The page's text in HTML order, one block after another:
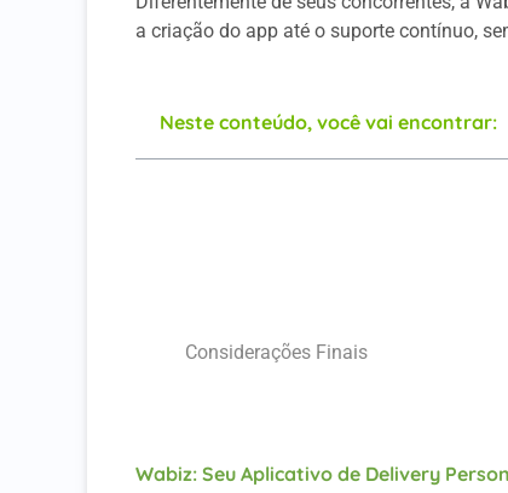
a criação do app até o suporte contínuo,
Neste conteúdo, você vai encontrar:
Considerações Finais
Wabiz: Seu Aplicativo de Delivery